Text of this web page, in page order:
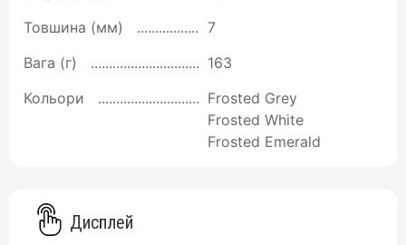
Товшина (мм)
7
Вага (г)
163
Кольори
Frosted Grey
Frosted White
Frosted Emerald
Дисплей